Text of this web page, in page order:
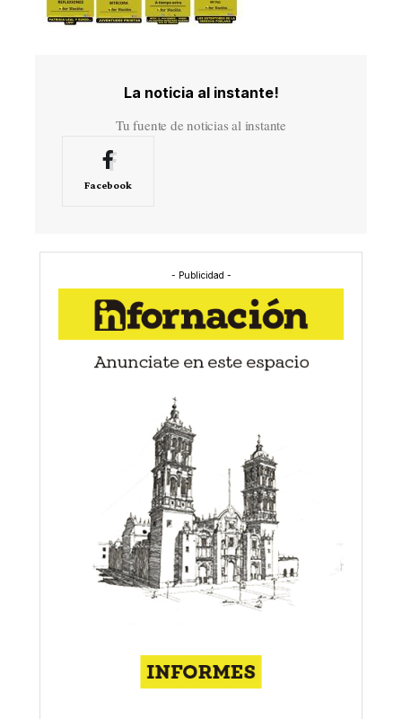
La noticia al instante!
Tu fuente de noticias al instante
Facebook
- Publicidad -